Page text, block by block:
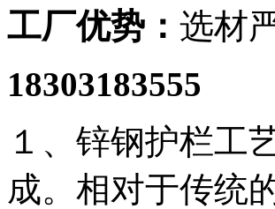
工厂优势： 选材
18303183555
１、锌钢护栏工
成。相对于传统